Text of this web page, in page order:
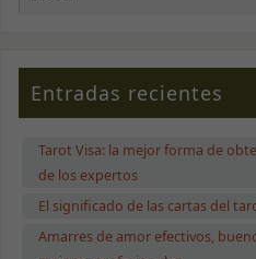
Entradas recientes
Tarot Visa: la mejor forma de
de los expertos
El significado de las cartas del
Amarres de amor efectivos,